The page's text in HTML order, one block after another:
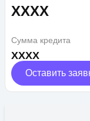
XXXX
Сумма кредита
XXXX
Оставить